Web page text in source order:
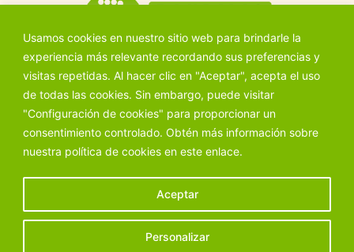
Usamos cookies en nuestro sitio web para brindarle la
experiencia más relevante recordando sus preferencias y
visitas repetidas. Al hacer clic en "Aceptar", acepta el uso
de todas las cookies. Sin embargo, puede visitar
"Configuración de cookies" para proporcionar un
consentimiento controlado. Obtén más información sobre
nuestra política de cookies en este enlace.
Personalizar
Aceptar
Ctra. Aranda, 11, 40320 Cantalejo (Segovia)
Textos legales